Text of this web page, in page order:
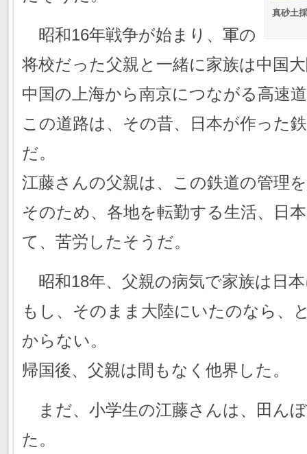
真砂土
昭和16年戦争が始まり、軍の
将校だった父親と一緒に家族は中国
中国の上海から南京につながる高速
この道路は、その昔、日本が作った
だ。
江藤さんの父親は、この鉄道の管理
そのため、各地を転勤する生活、日
て、苦労したそうだ。
昭和18年、父親の病気で家族は日
もし、そのまま大陸にいたのなら、
からない。
帰国後、父親は間もなく他界した。
まだ、小学生の江藤さんは、田ん
た。